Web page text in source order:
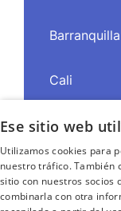
Barranquilla
Cali
Cartagena
Medellín
Ese sitio web
Utilizamos cookies para
nuestro tráfico. También
sitio con nuestros socios
combinarla con otra